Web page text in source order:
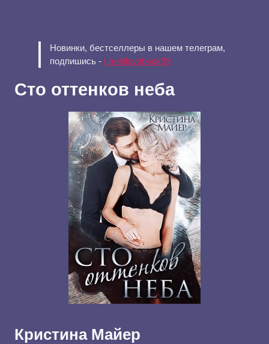
Новинки, бестселлеры в нашем телеграм,
подпишись - t.me/ilovebook99
Сто оттенков неба
Кристина Майер